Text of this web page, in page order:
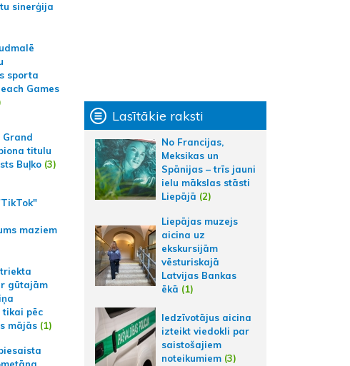
sinerģija
sporta
Games
Grand
titulu
Buļko(3)
maziem
gūtajām
pēc
mājās(1)
Lasītākie raksti
No Francijas,
Meksikas un
Spānijas – trīs jauni
ielu mākslas stāsti
Liepājā (2)
Liepājas muzejs
aicina uz
ekskursijām
vēsturiskajā
Latvijas Bankas
ēkā (1)
Iedzīvotājus aicina
izteikt viedokli par
saistošajiem
noteikumiem (3)